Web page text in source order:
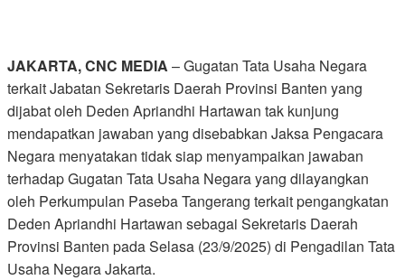
JAKARTA, CNC MEDIA – Gugatan Tata Usaha Negara
terkait Jabatan Sekretaris Daerah Provinsi Banten yang
dijabat oleh Deden Apriandhi Hartawan tak kunjung
mendapatkan jawaban yang disebabkan Jaksa Pengacara
Negara menyatakan tidak siap menyampaikan jawaban
terhadap Gugatan Tata Usaha Negara yang dilayangkan
oleh Perkumpulan Paseba Tangerang terkait pengangkatan
Deden Apriandhi Hartawan sebagai Sekretaris Daerah
Provinsi Banten pada Selasa (23/9/2025) di Pengadilan Tata
Usaha Negara Jakarta.